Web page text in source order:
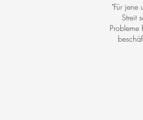
"Für
Streit